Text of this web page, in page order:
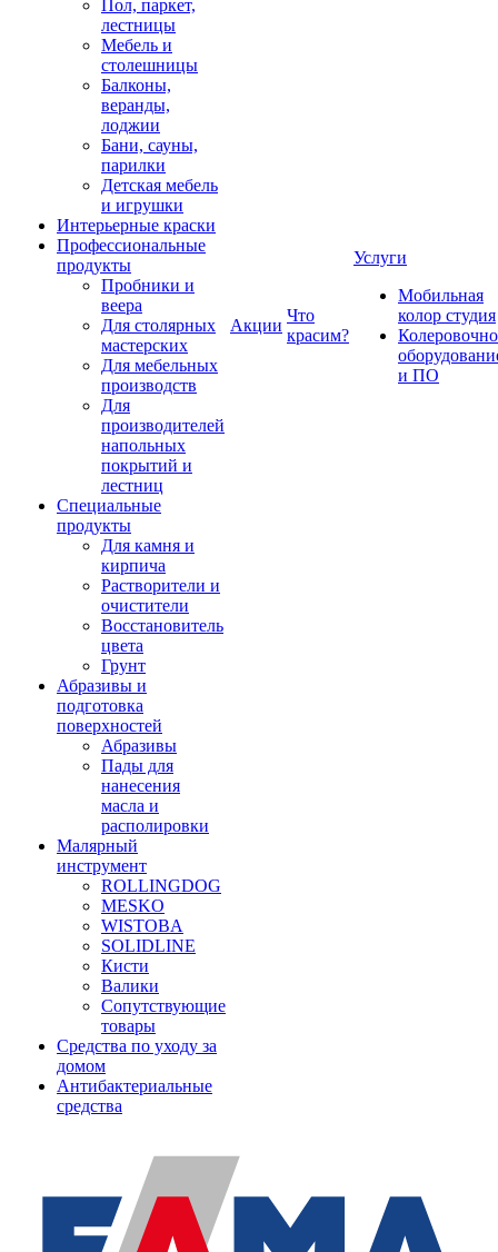
Пол, паркет,
лестницы
Мебель и
столешницы
Балконы,
веранды,
лоджии
Бани, сауны,
парилки
Детская мебель
и игрушки
Интерьерные краски
Профессиональные
продукты
Пробники и
веера
Для столярных
мастерских
Для мебельных
производств
Для
производителей
напольных
покрытий и
лестниц
Специальные
продукты
Для камня и
кирпича
Растворители и
очистители
Восстановитель
цвета
Грунт
Абразивы и
подготовка
поверхностей
Абразивы
Пады для
нанесения
масла и
располировки
Малярный
инструмент
ROLLINGDOG
MESKO
WISTOBA
SOLIDLINE
Кисти
Валики
Сопутствующие
товары
Средства по уходу за
домом
Антибактериальные
средства
Акции
Что
красим?
Услуги
Мобильная
колор студия
и ПО